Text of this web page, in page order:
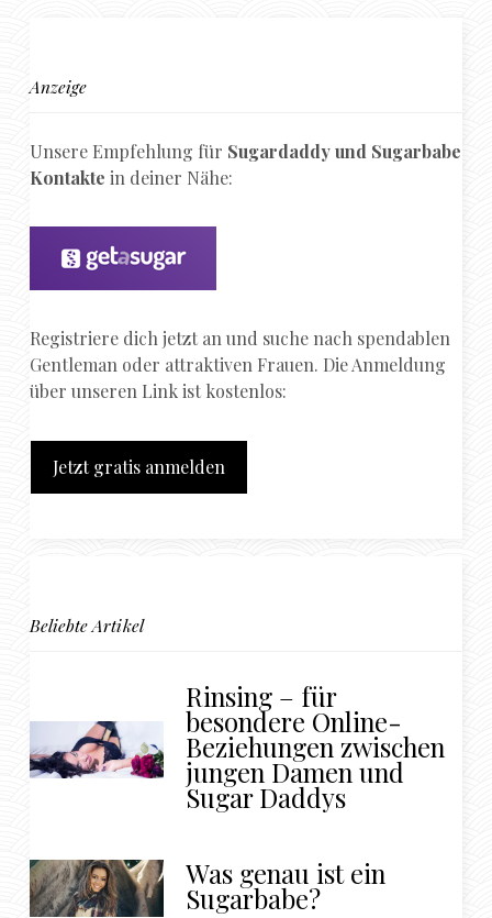
Anzeige
Unsere Empfehlung für Sugardaddy und Sugarbabe
Kontakte in deiner Nähe:
Registriere dich jetzt an und suche nach spendablen
Gentleman oder attraktiven Frauen. Die Anmeldung
über unseren Link ist kostenlos:
Jetzt gratis anmelden
Beliebte Artikel
Rinsing – für
besondere Online-
Beziehungen zwischen
jungen Damen und
Sugar Daddys
Was genau ist ein
Sugarbabe?